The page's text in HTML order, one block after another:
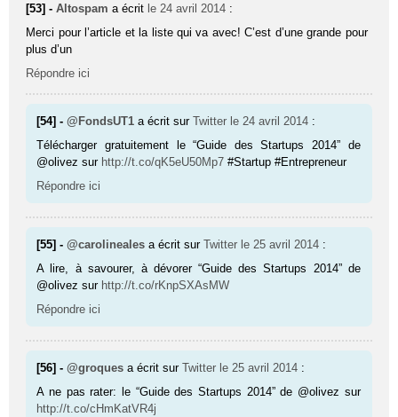
[53] -Altospam a écrit le 24 avril 2014 :
Merci pour l’article et la liste qui va avec! C’est d’une grande pour
plus d’un
Répondre ici
[54] -@FondsUT1 a écrit surTwitter le 24 avril 2014 :
Télécharger gratuitement le “Guide des Startups 2014” de
@olivez sur http://t.co/qK5eU50Mp7 #Startup #Entrepreneur
Répondre ici
[55] -@carolineales a écrit surTwitter le 25 avril 2014 :
A lire, à savourer, à dévorer “Guide des Startups 2014” de
@olivez sur http://t.co/rKnpSXAsMW
Répondre ici
[56] -@groques a écrit surTwitter le 25 avril 2014 :
A ne pas rater: le “Guide des Startups 2014” de @olivez sur
http://t.co/cHmKatVR4j